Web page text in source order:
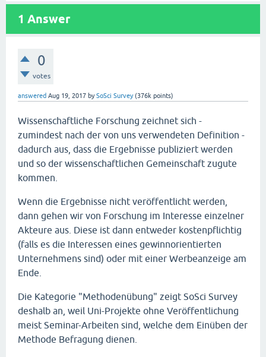
1 Answer
0
votes
answered Aug 19, 2017 bySoSci Survey (376k points)
Wissenschaftliche Forschung zeichnet sich -
zumindest nach der von uns verwendeten Definition -
dadurch aus, dass die Ergebnisse publiziert werden
und so der wissenschaftlichen Gemeinschaft zugute
kommen.
Wenn die Ergebnisse nicht veröffentlicht werden,
dann gehen wir von Forschung im Interesse einzelner
Akteure aus. Diese ist dann entweder kostenpflichtig
(falls es die Interessen eines gewinnorientierten
Unternehmens sind) oder mit einer Werbeanzeige am
Ende.
Die Kategorie "Methodenübung" zeigt SoSci Survey
deshalb an, weil Uni-Projekte ohne Veröffentlichung
meist Seminar-Arbeiten sind, welche dem Einüben der
Methode Befragung dienen.